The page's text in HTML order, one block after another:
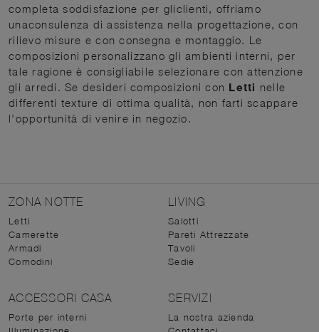
completa soddisfazione per gliclienti, offriamo
unaconsulenza di assistenza nella progettazione, con
rilievo misure e con consegna e montaggio. Le
composizioni personalizzano gli ambienti interni, per
tale ragione è consigliabile selezionare con attenzione
gli arredi. Se desideri composizioni con Letti nelle
differenti texture di ottima qualità, non farti scappare
l'opportunità di venire in negozio.
ZONA NOTTE
Letti
Camerette
Armadi
Comodini
LIVING
Salotti
Pareti Attrezzate
Tavoli
Sedie
ACCESSORI CASA
Porte per interni
SERVIZI
La nostra azienda